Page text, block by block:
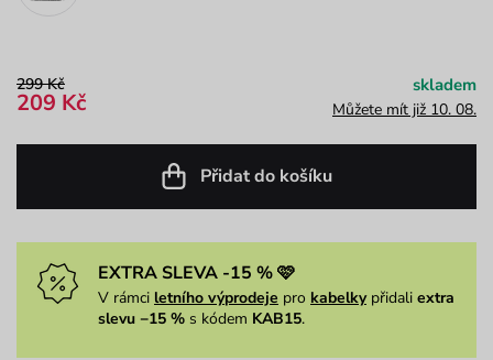
299 Kč
209 Kč
skladem
Můžete mít již 10. 08.
Přidat do košíku
EXTRA SLEVA -15 % 🩷
V rámci letního výprodeje pro kabelkypřidali extra
slevu −15 % s kódem KAB15.